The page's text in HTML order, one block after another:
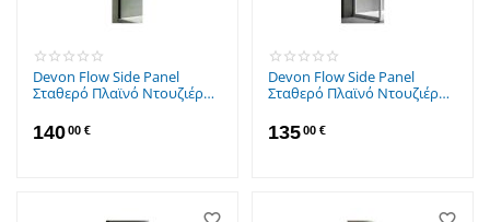
Devon Flow Side Panel
Σταθερό Πλαϊνό Ντουζιέρας
Matt
14000 €
Devon Flow Side Panel
Σταθερό Πλαϊνό Ντουζιέρας
Chrome
13500 €